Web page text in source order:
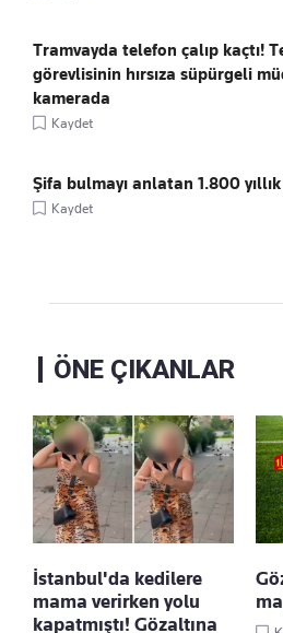
Tramvayda telefon çalıp kaçtı!
görevlisinin hırsıza süpürgeli
kamerada
Kaydet
Şifa bulmayı anlatan 1.800
Kaydet
ÖNE ÇIKANLAR
İstanbul'da kedilere
mama verirken yolu
kapatmıştı! Gözaltına